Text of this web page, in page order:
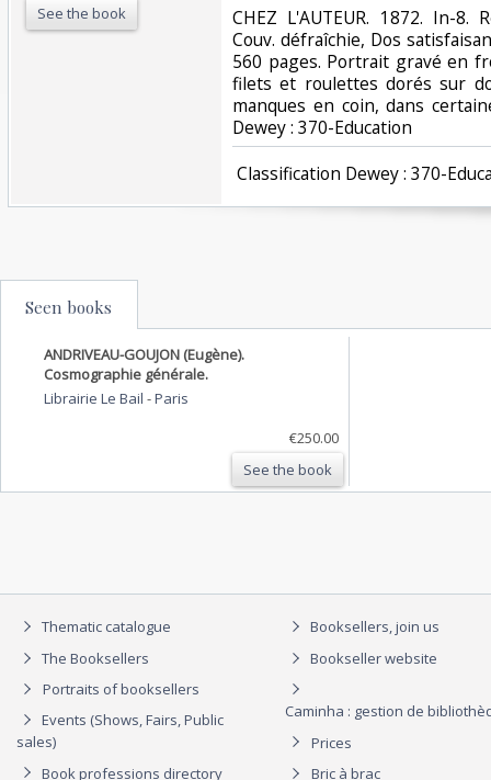
See the book
‎CHEZ L'AUTEUR. 1872. In-8.
Couv. défraîchie, Dos
560 pages. Portrait gravé en
filets et roulettes dorés sur
manques en coin, dans
Dewey : 370-Education‎
Classification Dewey : 370-
Seen books
ANDRIVEAU-GOUJON (Eugène).
Cosmographie générale.
Librairie Le Bail -Paris
€250.00
See the book
Thematic catalogue
The Booksellers
Portraits of booksellers
Events (Shows, Fairs, Public
sales)
Book professions directory
Booksellers, join us
Bookseller website
Caminha : gestion de
Prices
Bric à brac